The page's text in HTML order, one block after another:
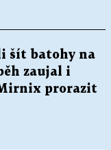
šít batohy na
zaujal i
Mirnix prorazit